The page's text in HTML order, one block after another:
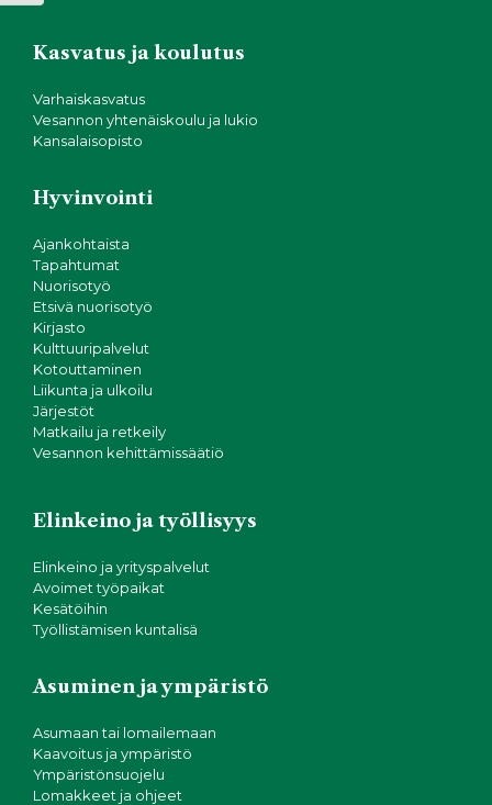
Kasvatus ja koulutus
Varhaiskasvatus
Vesannon yhtenäiskoulu ja lukio
Kansalaisopisto
Hyvinvointi
Ajankohtaista
Tapahtumat
Nuorisotyö
Etsivä nuorisotyö
Kirjasto
Kulttuuripalvelut
Kotouttaminen
Liikunta ja ulkoilu
Järjestöt
Matkailu ja retkeily
Vesannon kehittämissäätiö
Elinkeino ja työllisyys
Elinkeino ja yrityspalvelut
Avoimet työpaikat
Kesätöihin
Työllistämisen kuntalisä
Asuminen ja ympäristö
Asumaan tai lomailemaan
Kaavoitus ja ympäristö
Ympäristönsuojelu
Lomakkeet ja ohjeet